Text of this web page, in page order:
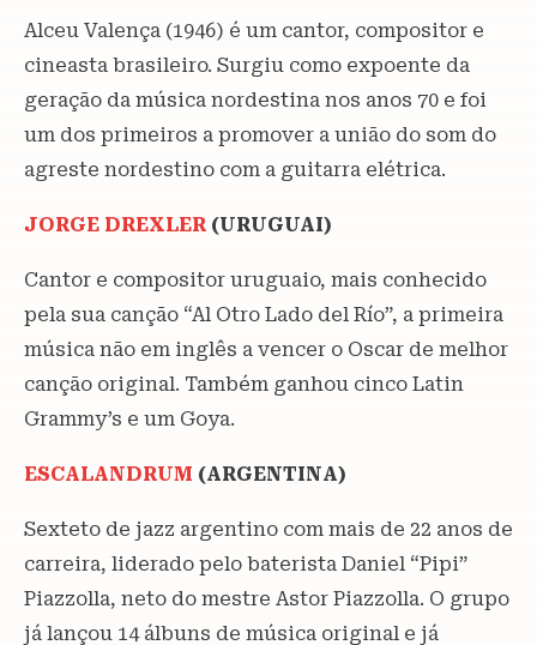
Alceu Valença (1946) é um cantor, compositor e
cineasta brasileiro. Surgiu como expoente da
geração da música nordestina nos anos 70 e foi
um dos primeiros a promover a união do som do
agreste nordestino com a guitarra elétrica.
JORGE DREXLER (URUGUAI)
Cantor e compositor uruguaio, mais conhecido
pela sua canção “Al Otro Lado del Río”, a primeira
música não em inglês a vencer o Oscar de melhor
canção original. Também ganhou cinco Latin
Grammy’s e um Goya.
ESCALANDRUM (ARGENTINA)
Sexteto de jazz argentino com mais de 22 anos de
carreira, liderado pelo baterista Daniel “Pipi”
Piazzolla, neto do mestre Astor Piazzolla. O grupo
já lançou 14 álbuns de música original e já